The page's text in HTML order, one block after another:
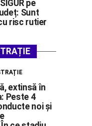
pe
Sunt
risc rutier
extinsă în
Peste 4
noi și